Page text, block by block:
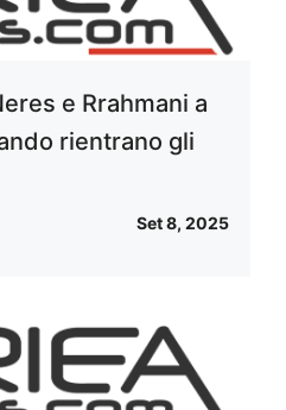
e Rrahmani a
rientrano gli
Set 8, 2025